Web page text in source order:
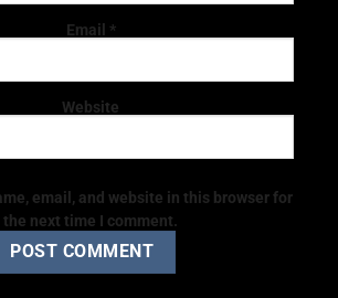
Email *
Website
email, and website in this browser for
the next time I comment.